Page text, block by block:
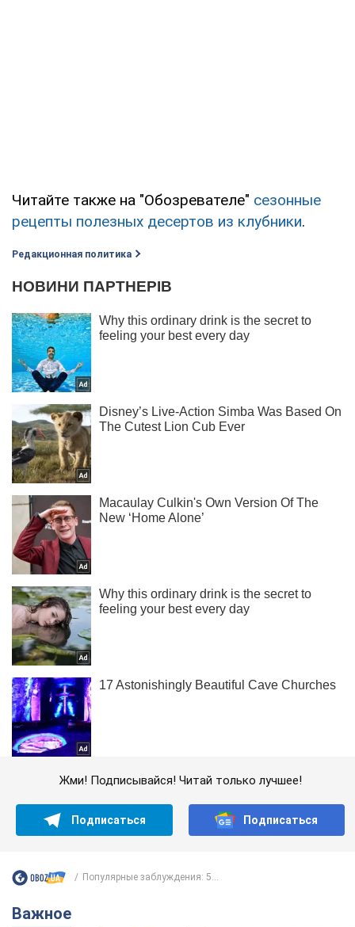
Читайте также на "Обозревателе" сезонные
рецепты полезных десертов из клубники.
Редакционная политика
Жми! Подписывайся! Читай только лучшее!
Подписаться Подписаться
Популярные заблуждения: 5...
Важное